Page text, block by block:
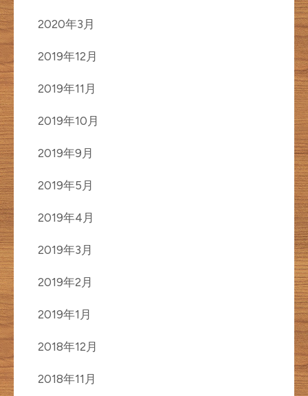
2020年3月
2019年12月
2019年11月
2019年10月
2019年9月
2019年5月
2019年4月
2019年3月
2019年2月
2019年1月
2018年12月
2018年11月